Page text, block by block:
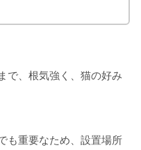
で、根気強く、猫の好み
も重要なため、設置場所